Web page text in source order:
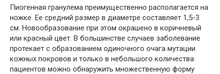
Пиогенная гранулема преимущественно располагается на
ножке. Ее средний размер в диаметре составляет 1,5-3
см. Новообразование при этом окрашено в коричневый
или красный цвет. В большинстве случаев заболевание
протекает с образованием одиночного очага мутации
кожных покровов и только в небольшого количества
пациентов можно обнаружить множественную форму